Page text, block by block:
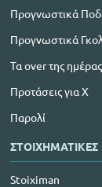
Προγνωστικά
Προγνωστικά
Τα over της ημέρας
Προτάσεις για Χ
Παρολί
ΣΤΟΙΧΗΜΑΤΙΚΕΣ
Stoiximan